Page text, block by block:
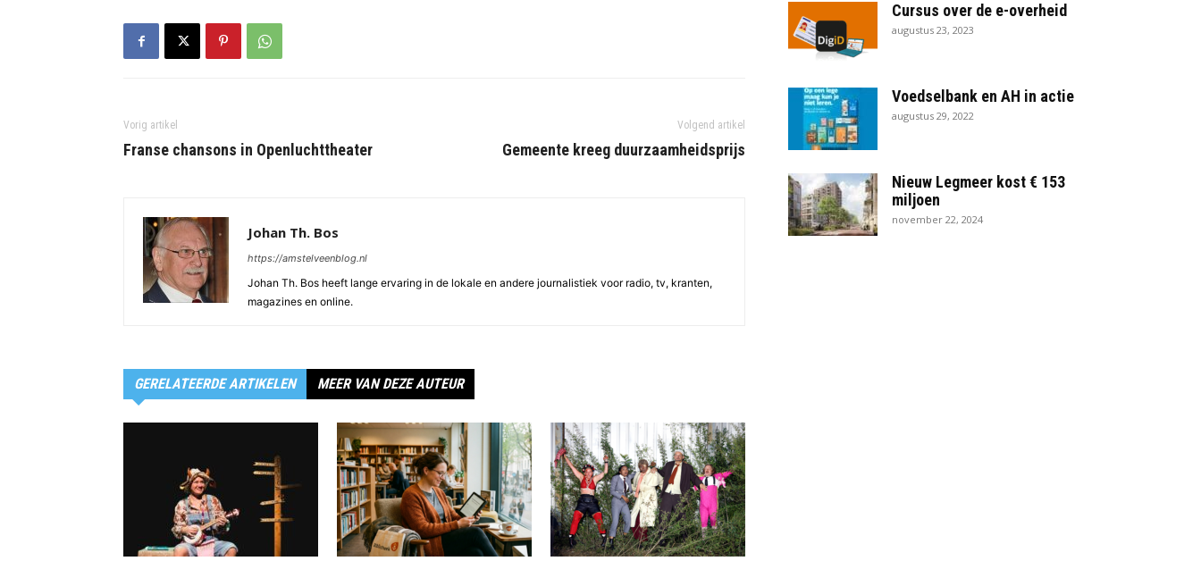
Vorig artikel
Franse chansons in Openluchttheater
Volgend artikel
Gemeente kreeg duurzaamheidsprijs
Johan Th. Bos
https://amstelveenblog.nl
Johan Th. Bos heeft lange ervaring in de lokale en andere journalistiek voor radio, tv, kranten,
magazines en online.
GERELATEERDE ARTIKELEN MEER VAN DEZE AUTEUR
Cursus over de e-overheid
augustus 23, 2023
Voedselbank en AH in actie
augustus 29, 2022
Nieuw Legmeer kost € 153
miljoen
november 22, 2024